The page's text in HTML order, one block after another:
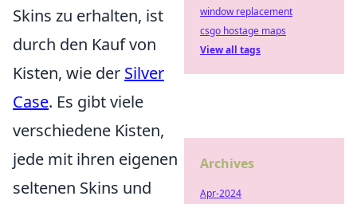
Skins zu erhalten, ist
durch den Kauf von
Kisten, wie der Silver
Case. Es gibt viele
verschiedene Kisten,
jede mit ihren eigenen
seltenen Skins und
window replacement
csgo hostage maps
View all tags
Archives
Apr-2024